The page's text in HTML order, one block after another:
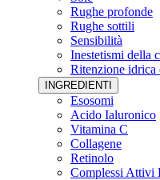
Rughe profonde
Rughe sottili
Sensibilità
Inestetismi della
Ritenzione idrica
INGREDIENTI
Esosomi
Acido Ialuronico
Vitamina C
Collagene
Retinolo
Complessi Attivi